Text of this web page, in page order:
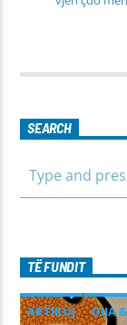
informues
para të ditës
SEARCH
TË FUNDIT
ARTIKUJ DIJA